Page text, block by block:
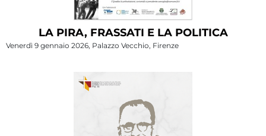
LA PIRA, FRASSATI E LA POLITICA
Venerdì 9 gennaio 2026, Palazzo Vecchio, Firenze